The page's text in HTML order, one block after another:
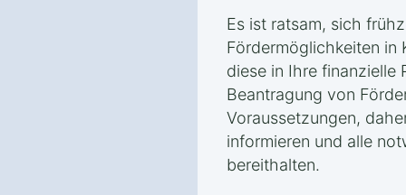
Es ist ratsam, sich
Fördermöglichkeiten in
diese in Ihre finanzielle
Beantragung von
Voraussetzungen,
informieren und alle
bereithalten.